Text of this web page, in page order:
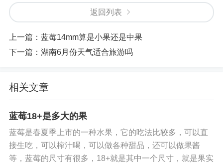
2、颜色
质量好的蓝莓主要为一种深蓝果实，颜色比较柔
和，质量不好的蓝莓颜色兰中偏黑，色差比较明
3、气味
气味好的蓝莓有一股天然的蓝莓香气，淡淡的不是
很浓烈，闻起来比较舒服，而质量不是很好的蓝莓
会散发出一股刺鼻的胃肠，并有明显的酸味。
返回列表
上一篇： 蓝莓14mm算是小果还是中果
下一篇： 湖南6月份天气适合旅游吗
相关文章
蓝莓18+是多大的果
蓝莓是春夏季上市的一种水果，它的吃法比较多，可以直
接生吃，可以榨汁喝，可以做各种甜品，还可以做果酱
等，蓝莓的尺寸有很多，18+就是其中一个尺寸，就是果实